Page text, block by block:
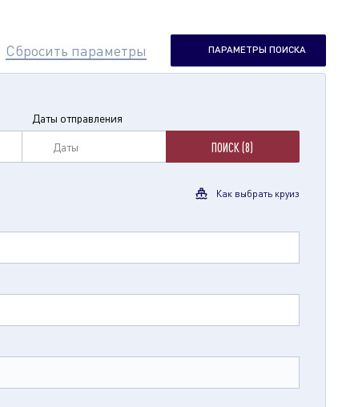
Сбросить параметры ПАРАМЕТРЫ ПОИСКА
Даты отправления
Даты ПОИСК (8)
Как выбрать круиз